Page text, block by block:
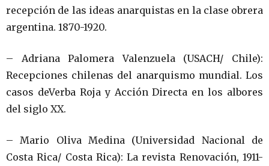
recepción de las ideas anarquistas en la clase obrera
argentina. 1870-1920.
– Adriana Palomera Valenzuela (USACH/ Chile):
Recepciones chilenas del anarquismo mundial. Los
casos deVerba Roja y Acción Directa en los albores
del siglo XX.
– Mario Oliva Medina (Universidad Nacional de
Costa Rica/ Costa Rica): La revista Renovación, 1911-